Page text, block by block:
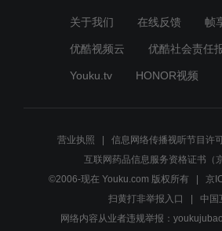
关于我们 在线反馈 帧
优酷视频云 优酷社会责任
Youku.tv HONOR视频
营业执照 信息网络传播视听节目许
互联网药品信息服务资格证书（
©2006-现在 Youku.com 版权所有
京
扫黄打非举报入口
中国
网络内容从业者违规举报：